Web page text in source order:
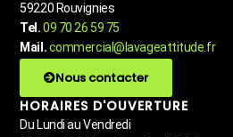
59220 Rouvignies
Tel.09 70 26 59 75
Mail.commercial@lavageattitude.fr
Nous contacter
HORAIRES D'OUVERTURE
Du Lundi au Vendredi